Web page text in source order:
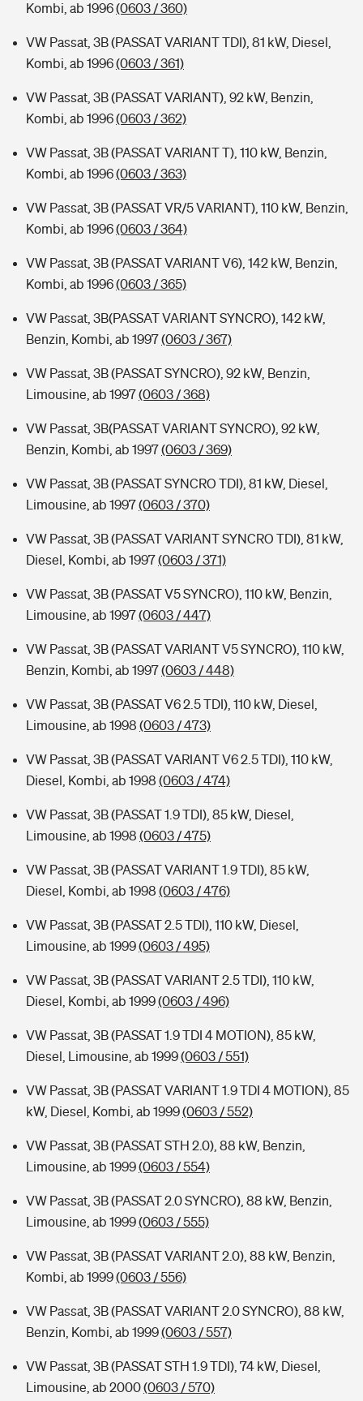
Kombi, ab 1996(0603 / 360)
VW Passat, 3B (PASSAT VARIANT TDI), 81 kW, Diesel,
Kombi, ab 1996(0603 / 361)
VW Passat, 3B (PASSAT VARIANT), 92 kW, Benzin,
Kombi, ab 1996(0603 / 362)
VW Passat, 3B (PASSAT VARIANT T), 110 kW, Benzin,
Kombi, ab 1996(0603 / 363)
VW Passat, 3B (PASSAT VR/5 VARIANT), 110 kW, Benzin,
Kombi, ab 1996(0603 / 364)
VW Passat, 3B (PASSAT VARIANT V6), 142 kW, Benzin,
Kombi, ab 1996(0603 / 365)
VW Passat, 3B(PASSAT VARIANT SYNCRO), 142 kW,
Benzin, Kombi, ab 1997(0603 / 367)
VW Passat, 3B (PASSAT SYNCRO), 92 kW, Benzin,
Limousine, ab 1997(0603 / 368)
VW Passat, 3B(PASSAT VARIANT SYNCRO), 92 kW,
Benzin, Kombi, ab 1997(0603 / 369)
VW Passat, 3B (PASSAT SYNCRO TDI), 81 kW, Diesel,
Limousine, ab 1997(0603 / 370)
VW Passat, 3B (PASSAT VARIANT SYNCRO TDI), 81 kW,
Diesel, Kombi, ab 1997(0603 / 371)
VW Passat, 3B (PASSAT V5 SYNCRO), 110 kW, Benzin,
Limousine, ab 1997(0603 / 447)
VW Passat, 3B (PASSAT VARIANT V5 SYNCRO), 110 kW,
Benzin, Kombi, ab 1997(0603 / 448)
VW Passat, 3B (PASSAT V6 2.5 TDI), 110 kW, Diesel,
Limousine, ab 1998 (0603 / 473)
VW Passat, 3B (PASSAT VARIANT V6 2.5 TDI), 110 kW,
Diesel, Kombi, ab 1998 (0603 / 474)
VW Passat, 3B (PASSAT 1.9 TDI), 85 kW, Diesel,
Limousine, ab 1998 (0603 / 475)
VW Passat, 3B (PASSAT VARIANT 1.9 TDI), 85 kW,
Diesel, Kombi, ab 1998 (0603 / 476)
VW Passat, 3B (PASSAT 2.5 TDI), 110 kW, Diesel,
Limousine, ab 1999(0603 / 495)
VW Passat, 3B (PASSAT VARIANT 2.5 TDI), 110 kW,
Diesel, Kombi, ab 1999(0603 / 496)
VW Passat, 3B (PASSAT 1.9 TDI 4 MOTION), 85 kW,
Diesel, Limousine, ab 1999(0603 / 551)
VW Passat, 3B (PASSAT VARIANT 1.9 TDI 4 MOTION), 85
kW, Diesel, Kombi, ab 1999(0603 / 552)
VW Passat, 3B (PASSAT STH 2.0), 88 kW, Benzin,
Limousine, ab 1999(0603 / 554)
VW Passat, 3B (PASSAT 2.0 SYNCRO), 88 kW, Benzin,
Limousine, ab 1999(0603 / 555)
VW Passat, 3B (PASSAT VARIANT 2.0), 88 kW, Benzin,
Kombi, ab 1999(0603 / 556)
VW Passat, 3B (PASSAT VARIANT 2.0 SYNCRO), 88 kW,
Benzin, Kombi, ab 1999(0603 / 557)
VW Passat, 3B (PASSAT STH 1.9 TDI), 74 kW, Diesel,
Limousine, ab 2000(0603 / 570)